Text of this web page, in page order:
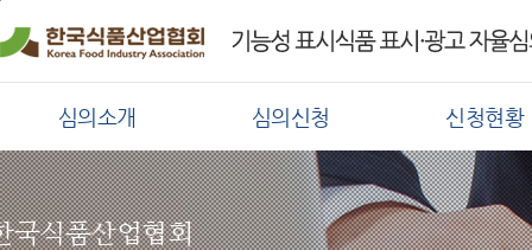
심의소개 심의신청 신청현황
국식품산업협회